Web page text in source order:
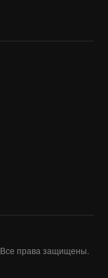
Все права защищены.